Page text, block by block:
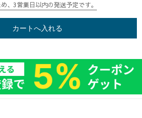
、3営業日以内の発送予定です。
カートへ入れる